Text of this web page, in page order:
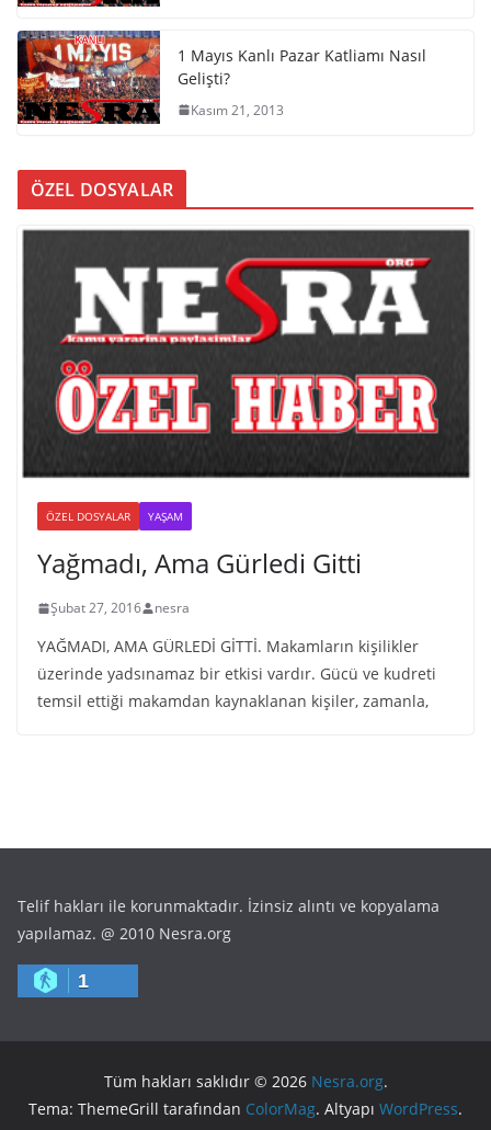
1 Mayıs Kanlı Pazar Katliamı Nasıl
Gelişti?
Kasım 21, 2013
ÖZEL DOSYALAR
ÖZEL DOSYALAR YAŞAM
Yağmadı, Ama Gürledi Gitti
Şubat 27, 2016 nesra
YAĞMADI, AMA GÜRLEDİ GİTTİ. Makamların kişilikler
üzerinde yadsınamaz bir etkisi vardır. Gücü ve kudreti
temsil ettiği makamdan kaynaklanan kişiler, zamanla,
Telif hakları ile korunmaktadır. İzinsiz alıntı ve kopyalama
yapılamaz. @ 2010 Nesra.org
1
Tüm hakları saklıdır © 2026 Nesra.org.
Tema: ThemeGrill tarafından ColorMag. Altyapı WordPress.